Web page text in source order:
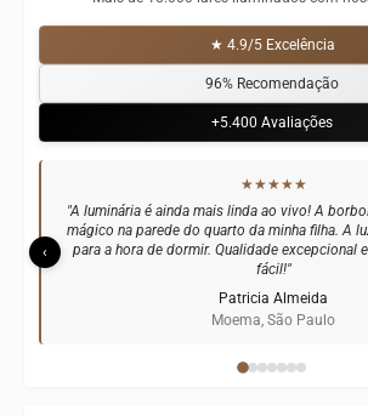
★ 4.9/5 Excelência
96% Recomendação
+5.400 Avaliações
‹
★★★★★
"Comprei para o quarto do meu bebê e adorei!
para amamentação noturna, não ofusca e
aconchegante. O design nórdico deixou a
moderna e elegante."
Juliana Santos
Ipanema, Rio de Janeiro